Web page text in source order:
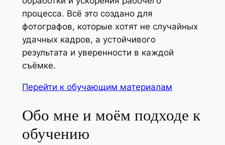
процесса. Всё это создано для
фотографов, которые хотят не случайных
удачных кадров, а устойчивого
результата и уверенности в каждой
съёмке.
Перейти к обучающим материалам
Обо мне и моём подходе к
обучению